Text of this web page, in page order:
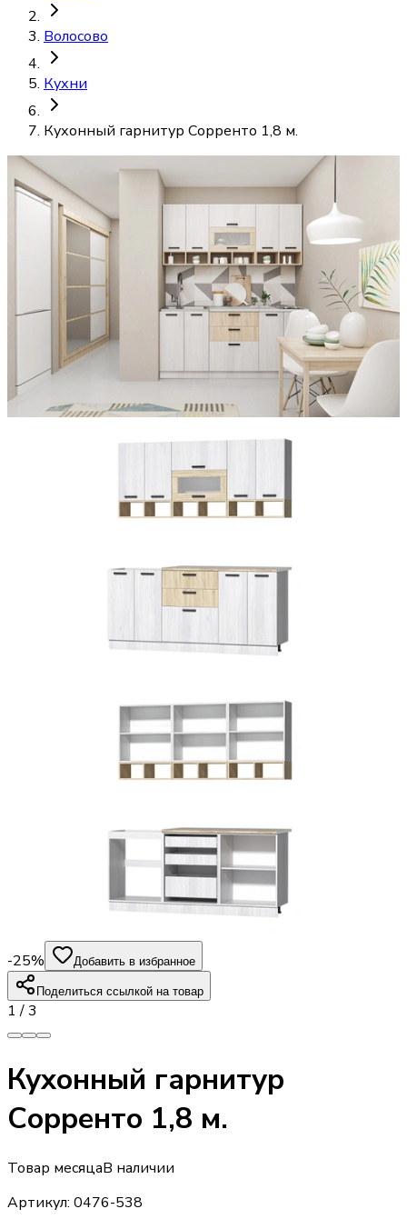
Волосово
Кухни
Кухонный гарнитур Сорренто 1,8 м.
-25% Добавить в избранное
Поделиться ссылкой на товар
1 /3
Кухонный гарнитур
Сорренто 1,8 м.
Товар месяцаВ наличии
Артикул: 0476-538